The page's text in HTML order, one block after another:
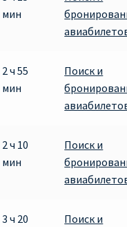
мин
2 ч 55
мин
Поиск и
2 ч 10
мин
Поиск и
3 ч 20
Поиск и